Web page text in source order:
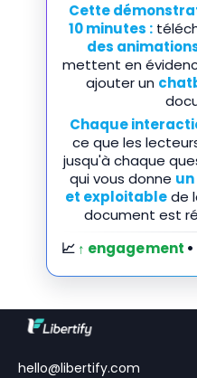
Cette
10 minutes :
des
mettent en
ajouter un
Chaque
ce que les
jusqu'à chaque
qui vous donne
et exploitablede
document est
📈 ↑ engagement
hello@libertify.com